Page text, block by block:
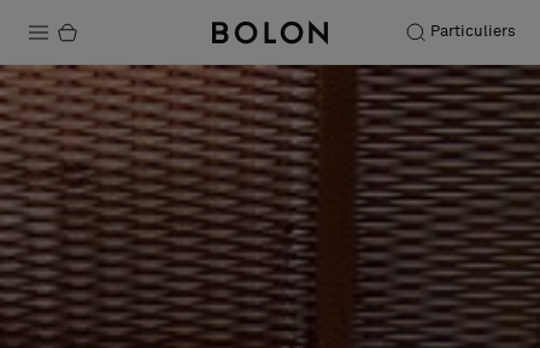
Particuliers
Produits
Projets
Durabilité
Installation
Entretien